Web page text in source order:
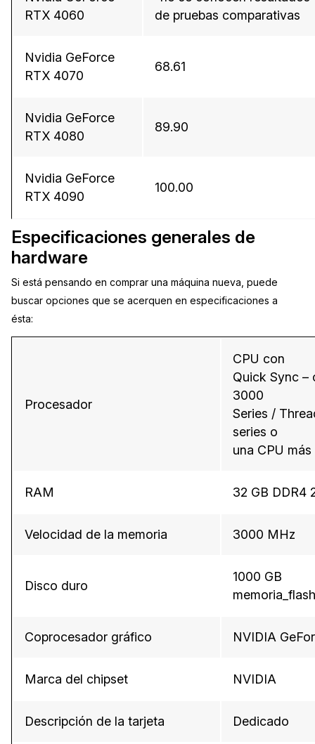
RTX 4060
de pruebas comparativas
Nvidia GeForce
RTX 4070
68.61
Nvidia GeForce
RTX 4080
89.90
Nvidia GeForce
RTX 4090
100.00
Especificaciones generales de
hardware
Si está pensando en comprar una máquina nueva, puede
buscar opciones que se acerquen en especificaciones a
ésta:
Procesador
CPU con
Quick Sync –
3000
Series /
series o
una CPU más
RAM 32 GB DDR4
Velocidad de la memoria 3000 MHz
Disco duro
1000 GB
Coprocesador gráfico NVIDIA
Marca del chipset NVIDIA
Descripción de la tarjeta Dedicado